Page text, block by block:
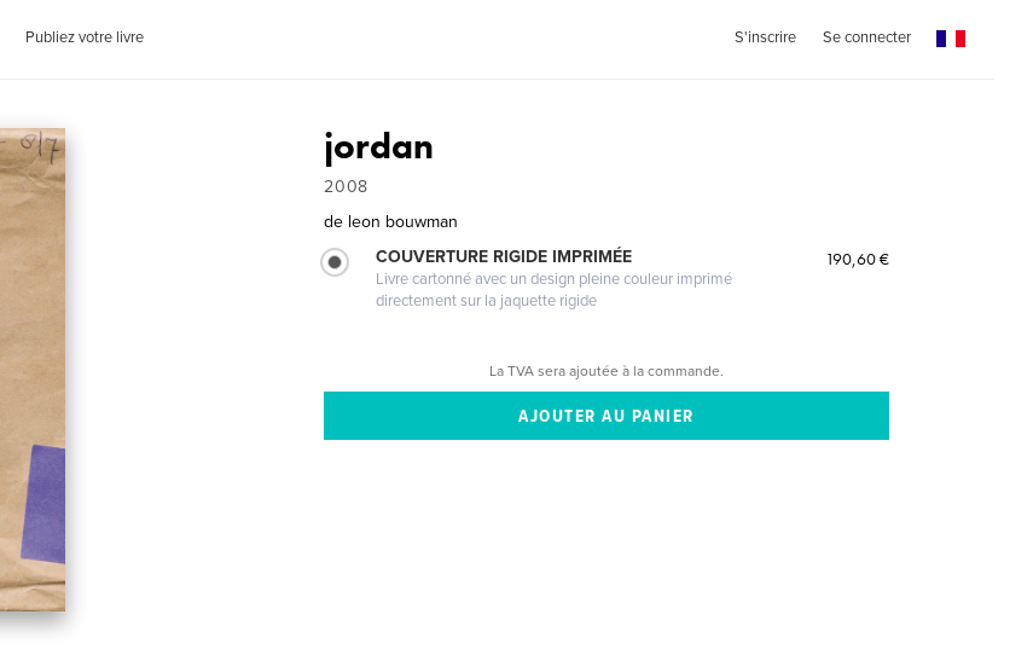
Publiez votre livre S'inscrire Se connecter
jordan
2008
de leon bouwman
COUVERTURE RIGIDE IMPRIMÉE
Livre cartonné avec un design pleine couleur imprimé
directement sur la jaquette rigide
190,60 €
La TVA sera ajoutée à la commande.